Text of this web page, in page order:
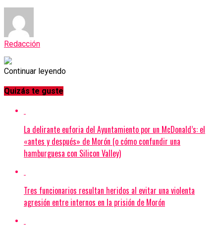
Redacción
Continuar leyendo
Quizás te guste
La delirante euforia del Ayuntamiento por un McDonald’s: el
«antes y después» de Morón (o cómo confundir una
hamburguesa con Silicon Valley)
Tres funcionarios resultan heridos al evitar una violenta
agresión entre internos en la prisión de Morón